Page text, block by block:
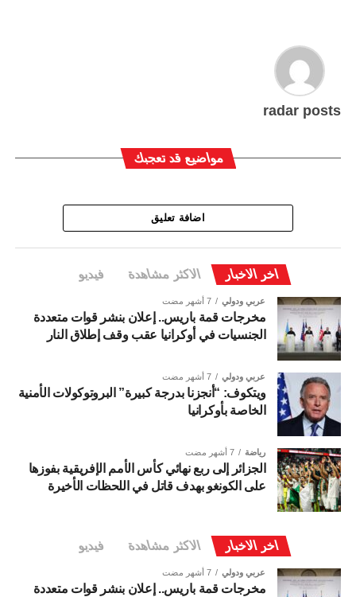
radar posts
مواضيع قد تعجبك
اضافة تعليق
اخر الاخبار الاكثر مشاهدة فيديو
عربي ودولي 7 أشهر مضت
مخرجات قمة باريس.. إعلان بنشر قوات متعددة
الجنسيات في أوكرانيا عقب وقف إطلاق النار
عربي ودولي 7 أشهر مضت
ويتكوف: “أنجزنا بدرجة كبيرة” البروتوكولات الأمنية
الخاصة بأوكرانيا
رياضة 7 أشهر مضت
الجزائر إلى ربع نهائي كأس الأمم الإفريقية بفوزها
على الكونغو بهدف قاتل في اللحظات الأخيرة
اخر الاخبار الاكثر مشاهدة فيديو
عربي ودولي 7 أشهر مضت
مخرجات قمة باريس.. إعلان بنشر قوات متعددة